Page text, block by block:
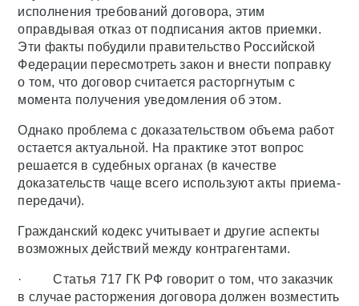
исполнения требований договора, этим
оправдывая отказ от подписания актов приемки.
Эти факты побудили правительство Российской
Федерации пересмотреть закон и внести поправку
о том, что договор считается расторгнутым с
момента получения уведомления об этом.
Однако проблема с доказательством объема работ
остается актуальной. На практике этот вопрос
решается в судебных органах (в качестве
доказательств чаще всего используют акты приема-
передачи).
Гражданский кодекс учитывает и другие аспекты
возможных действий между контрагентами.
· Статья 717 ГК РФ говорит о том, что заказчик
в случае расторжения договора должен возместить